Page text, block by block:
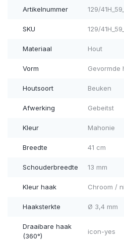
Artikelnummer 129/
SKU 129/
Materiaal Hout
Vorm Gevormde
Houtsoort Beuken
Afwerking Gebeitst
Kleur Mahonie
Breedte 41 cm
Schouderbreedte 13 mm
Kleur haak Chroom /
Haaksterkte Ø 3,4 mm
Draaibare haak
(360°)
icon-yes